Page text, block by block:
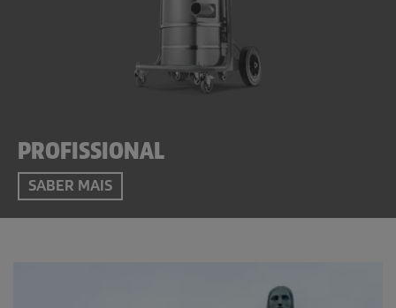
PROFISSIONAL
SABER MAIS